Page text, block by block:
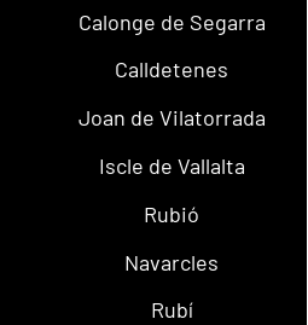
Calonge de Segarra
Calldetenes
Joan de Vilatorrada
Iscle de Vallalta
Rubió
Navarcles
Rubí